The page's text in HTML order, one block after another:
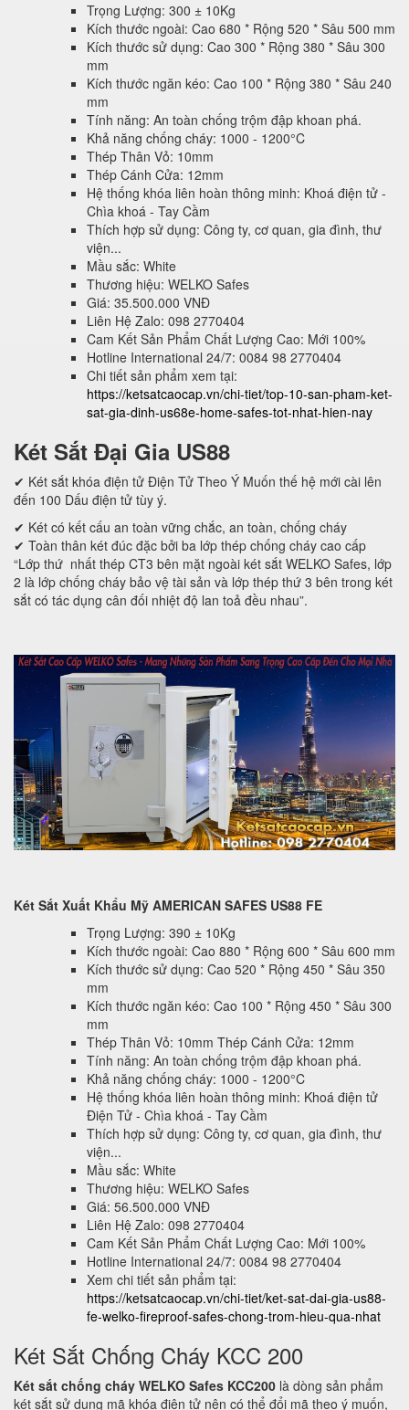
Trọng Lượng: 300 ± 10Kg
Kích thước ngoài: Cao 680 * Rộng 520 * Sâu 500 mm
Kích thước sử dụng: Cao 300 * Rộng 380 * Sâu 300
mm
Kích thước ngăn kéo: Cao 100 * Rộng 380 * Sâu 240
mm
Tính năng: An toàn chống trộm đập khoan phá.
Khả năng chống cháy: 1000 - 1200°C
Thép Thân Vỏ: 10mm
Thép Cánh Cửa: 12mm
Hệ thống khóa liên hoàn thông minh: Khoá điện tử -
Chìa khoá - Tay Cầm
Thích hợp sử dụng: Công ty, cơ quan, gia đình, thư
viện...
Mầu sắc: White
Thương hiệu: WELKO Safes
Giá: 35.500.000 VNĐ
Liên Hệ Zalo: 098 2770404
Cam Kết Sản Phẩm Chất Lượng Cao: Mới 100%
Hotline International 24/7: 0084 98 2770404
Chi tiết sản phẩm xem tại:
https://ketsatcaocap.vn/chi-tiet/top-10-san-pham-ket-
sat-gia-dinh-us68e-home-safes-tot-nhat-hien-nay
Két Sắt Đại Gia US88
✔ Két sắt khóa điện tử Điện Tử Theo Ý Muốn thế hệ mới cài lên
đến 100 Dấu điện tử tùy ý.
✔ Két có kết cấu an toàn vững chắc, an toàn, chống cháy
✔ Toàn thân két đúc đặc bởi ba lớp thép chống cháy cao cấp
“Lớp thứ nhất thép CT3 bên mặt ngoài két sắt WELKO Safes, lớp
2 là lớp chống cháy bảo vệ tài sản và lớp thép thứ 3 bên trong két
sắt có tác dụng cân đối nhiệt độ lan toả đều nhau”.
Két Sắt Xuất Khẩu Mỹ AMERICAN SAFES US88 FE
Trọng Lượng: 390 ± 10Kg
Kích thước ngoài: Cao 880 * Rộng 600 * Sâu 600 mm
Kích thước sử dụng: Cao 520 * Rộng 450 * Sâu 350
mm
Kích thước ngăn kéo: Cao 100 * Rộng 450 * Sâu 300
mm
Thép Thân Vỏ: 10mm Thép Cánh Cửa: 12mm
Tính năng: An toàn chống trộm đập khoan phá.
Khả năng chống cháy: 1000 - 1200°C
Hệ thống khóa liên hoàn thông minh: Khoá điện tử
Điện Tử - Chìa khoá - Tay Cầm
Thích hợp sử dụng: Công ty, cơ quan, gia đình, thư
viện...
Mầu sắc: White
Thương hiệu: WELKO Safes
Giá: 56.500.000 VNĐ
Liên Hệ Zalo: 098 2770404
Cam Kết Sản Phẩm Chất Lượng Cao: Mới 100%
Hotline International 24/7: 0084 98 2770404
Xem chi tiết sản phẩm tại:
https://ketsatcaocap.vn/chi-tiet/ket-sat-dai-gia-us88-
fe-welko-fireproof-safes-chong-trom-hieu-qua-nhat
Két Sắt Chống Cháy KCC 200
Két sắt chống cháy WELKO Safes KCC200 là dòng sản phẩm
két sắt sử dụng mã khóa điện tử nên có thể đổi mã theo ý muốn,